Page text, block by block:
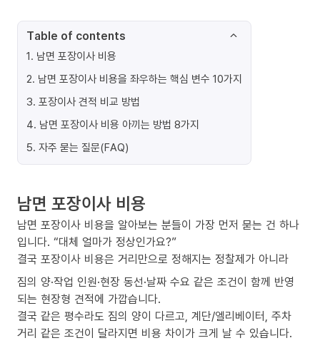
Table of contents
1. 남면 포장이사 비용
2. 남면 포장이사 비용을 좌우하는 핵심 변수 10가지
3. 포장이사 견적 비교 방법
4. 남면 포장이사 비용 아끼는 방법 8가지
5. 자주 묻는 질문(FAQ)
남면 포장이사 비용
남면 포장이사 비용을 알아보는 분들이 가장 먼저 묻는 건 하나
입니다. “대체 얼마가 정상인가요?”
결국 포장이사 비용은 거리만으로 정해지는 정찰제가 아니라
짐의 양·작업 인원·현장 동선·날짜 수요 같은 조건이 함께 반영
되는 현장형 견적에 가깝습니다.
결국 같은 평수라도 짐의 양이 다르고, 계단/엘리베이터, 주차
거리 같은 조건이 달라지면 비용 차이가 크게 날 수 있습니다.